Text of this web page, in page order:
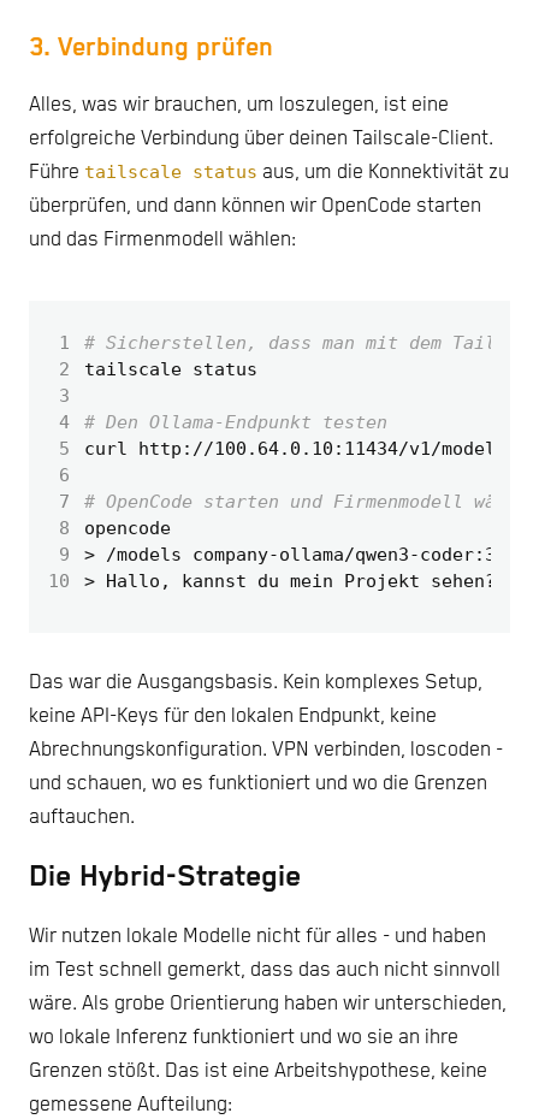
3. Verbindung prüfen
Alles, was wir brauchen, um loszulegen, ist eine
erfolgreiche Verbindung über deinen Tailscale-Client.
Führe tailscale status aus, um die Konnektivität zu
überprüfen, und dann können wir OpenCode starten
und das Firmenmodell wählen:
1
# Sicherstellen, dass man mit dem Tailnet
2
3
4
# Den Ollama-Endpunkt testen
5
curl http://100.64.0.10:11434/v1/models
6
7
# OpenCode starten und Firmenmodell wählen
8
9
10
Das war die Ausgangsbasis. Kein komplexes Setup,
keine API-Keys für den lokalen Endpunkt, keine
Abrechnungskonfiguration. VPN verbinden, loscoden -
und schauen, wo es funktioniert und wo die Grenzen
auftauchen.
Die Hybrid-Strategie
Wir nutzen lokale Modelle nicht für alles - und haben
im Test schnell gemerkt, dass das auch nicht sinnvoll
wäre. Als grobe Orientierung haben wir unterschieden,
wo lokale Inferenz funktioniert und wo sie an ihre
Grenzen stößt. Das ist eine Arbeitshypothese, keine
gemessene Aufteilung: